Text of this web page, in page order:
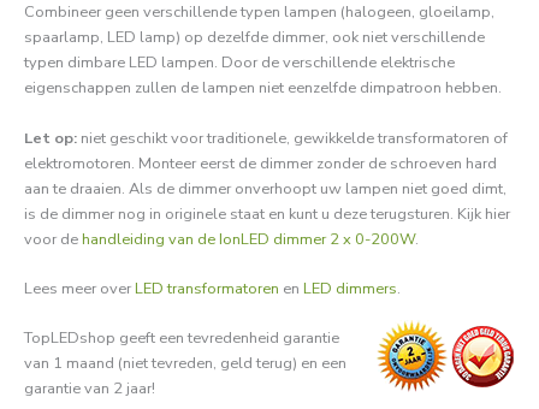
Combineer geen verschillende typen lampen (halogeen, gloeilamp,
spaarlamp, LED lamp) op dezelfde dimmer, ook niet verschillende
typen dimbare LED lampen. Door de verschillende elektrische
eigenschappen zullen de lampen niet eenzelfde dimpatroon hebben.
Let op: niet geschikt voor traditionele, gewikkelde transformatoren of
elektromotoren. Monteer eerst de dimmer zonder de schroeven hard
aan te draaien. Als de dimmer onverhoopt uw lampen niet goed dimt,
is de dimmer nog in originele staat en kunt u deze terugsturen. Kijk hier
voor de handleiding van de IonLED dimmer 2 x 0-200W.
Lees meer over LED transformatoren en LED dimmers.
TopLEDshop geeft een tevredenheid garantie
van 1 maand (niet tevreden, geld terug) en een
garantie van 2 jaar!